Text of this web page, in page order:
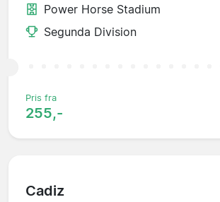
Power Horse Stadium
Segunda Division
Pris fra
255,-
Cadiz